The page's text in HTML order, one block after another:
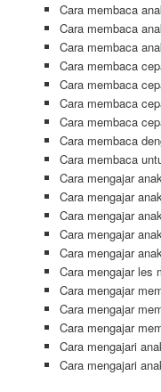
Cara membaca
Cara membaca
Cara membaca
Cara membaca
Cara membaca
Cara membaca
Cara membaca
Cara membaca
Cara membaca
Cara mengajar
Cara mengajar
Cara mengajar
Cara mengajar
Cara mengajar
Cara mengajar les
Cara mengajar
Cara mengajar
Cara mengajar
Cara mengajari
Cara mengajari